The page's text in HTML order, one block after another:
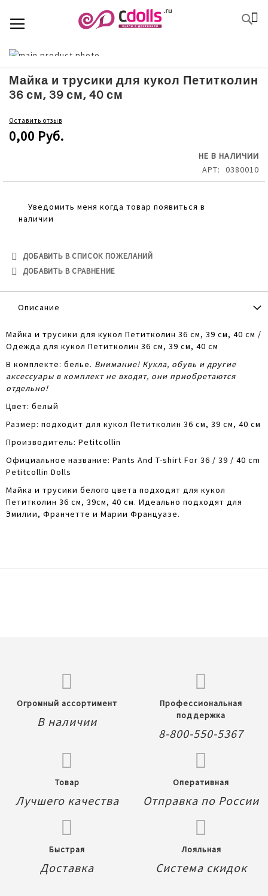
TO
CONTENT
Майка и трусики для кукол Петитколин
36 см, 39 см, 40 см
Оставить отзыв
0,00 Руб.
НЕ В НАЛИЧИИ
АРТ
0380010
Уведомить меня когда товар появиться в
наличии
ДОБАВИТЬ В СПИСОК ПОЖЕЛАНИЙ
ДОБАВИТЬ В СРАВНЕНИЕ
Skip
to
the
end
of
images
gallery
Skip
to
the
beginning
the
images
Описание
Майка и трусики для кукол Петитколин 36 см, 39 см, 40 см /
Одежда для кукол Петитколин 36 см, 39 см, 40 см
В комплекте: белье. Внимание! Кукла, обувь и другие
аксессуары в комплект не входят, они приобретаются
отдельно!
Цвет: белый
Размер: подходит для кукол Петитколин 36 см, 39 см, 40 см
Производитель: Petitcollin
Официальное название: Pants And T-shirt For 36 / 39 / 40 cm
Petitcollin Dolls
Майка и трусики белого цвета подходят для кукол
Петитколин 36 см, 39см, 40 см. Идеально подходят для
Эмилии, Франчетте и Марии Француазе.
Огромный ассортимент
В наличии
Профессиональная
поддержка
8-800-550-5367
Товар
Лучшего качества
Оперативная
Отправка по России
Быстрая
Доставка
Лояльная
Система скидок